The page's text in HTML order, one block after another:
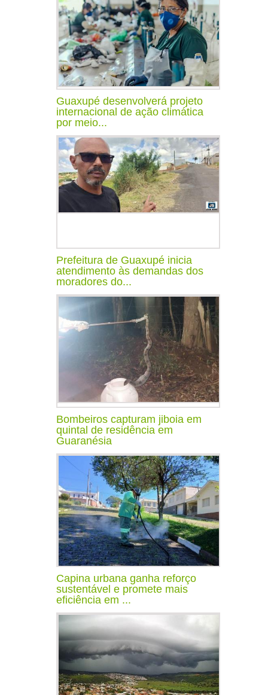
Guaxupé desenvolverá projeto
internacional de ação climática
por meio...
Prefeitura de Guaxupé inicia
atendimento às demandas dos
moradores do...
Bombeiros capturam jiboia em
quintal de residência em
Guaranésia
Capina urbana ganha reforço
sustentável e promete mais
eficiência em ...